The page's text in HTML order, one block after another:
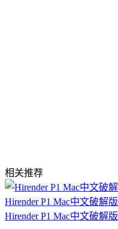
相关推荐
Hirender P1 Mac中文破解版
Hirender P1 Mac中文破解版